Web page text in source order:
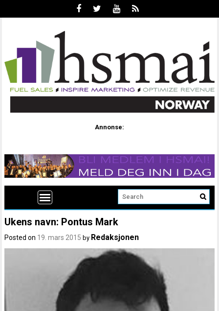
Annonse:
Ukens navn: Pontus Mark
Posted on 19. mars 2015 by Redaksjonen